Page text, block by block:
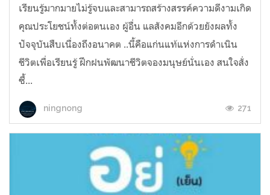
เรียนรู้มากมายไม่รู้จบ​และสามารถสร้างสรรค์ความดีงามเกิด
คุณประโยชน์ทั้งต่อตนเอง​ ผู้อื่น​ แลสังคมอีกด้วยยังผลทั้ง
ปัจจุบันสืบเนื่องถึงอนาคต​ ..นี้คือแก่นแท้แห่งการดำเนิน
ชีวิตเพื่อเรียนรู้​ ฝึก​ฝน​พัฒนาชีวิตจองมนุษย์นั่นเอง สนใจสั่ง
ซื้...
ningnong 271